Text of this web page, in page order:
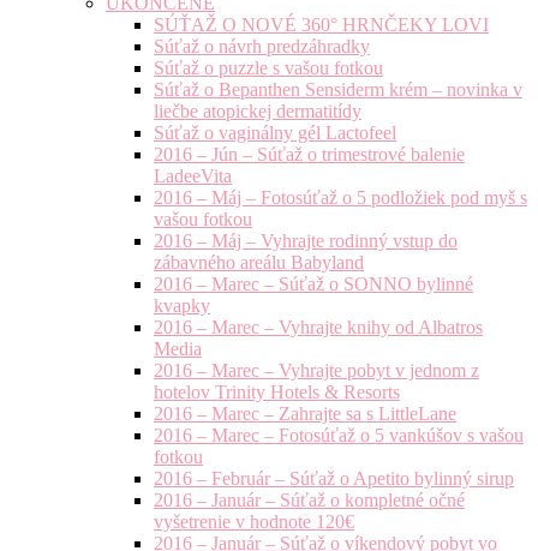
SÚŤAŽ O NOVÉ 360° HRNČEKY LOVI
Súťaž o návrh predzáhradky
Súťaž o puzzle s vašou fotkou
Súťaž o Bepanthen Sensiderm krém – novinka v
liečbe atopickej dermatitídy
Súťaž o vaginálny gél Lactofeel
2016 – Jún – Súťaž o trimestrové balenie
LadeeVita
2016 – Máj – Fotosúťaž o 5 podložiek pod myš s
vašou fotkou
2016 – Máj – Vyhrajte rodinný vstup do
zábavného areálu Babyland
2016 – Marec – Súťaž o SONNO bylinné
kvapky
2016 – Marec – Vyhrajte knihy od Albatros
Media
2016 – Marec – Vyhrajte pobyt v jednom z
hotelov Trinity Hotels & Resorts
2016 – Marec – Zahrajte sa s LittleLane
2016 – Marec – Fotosúťaž o 5 vankúšov s vašou
fotkou
2016 – Február – Súťaž o Apetito bylinný sirup
2016 – Január – Súťaž o kompletné očné
vyšetrenie v hodnote 120€
2016 – Január – Súťaž o víkendový pobyt vo